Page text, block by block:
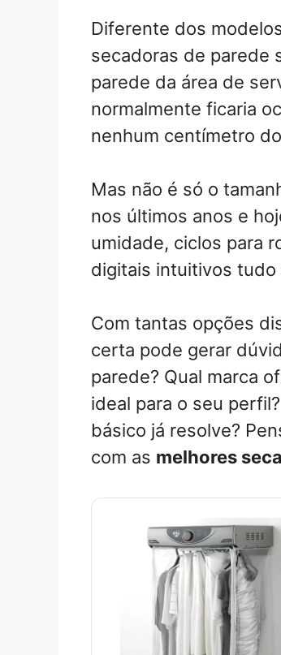
Diferente dos
secadoras de parede
parede da área de
normalmente ficaria
nenhum centímetro
Mas não é só o
nos últimos anos e
umidade, ciclos para
digitais intuitivos tudo
Com tantas opções
certa pode gerar
parede? Qual marca
ideal para o seu
básico já resolve?
com as melhores